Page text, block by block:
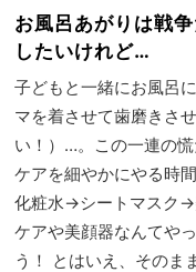
お風呂あがりは戦
したいけれど…
子どもと一緒にお風呂
マを着させて歯磨きさ
い！）…。この一連の
ケアを細やかにやる時
化粧水→シートマスク
ケアや美顔器なんてや
う！ とはいえ、そのま